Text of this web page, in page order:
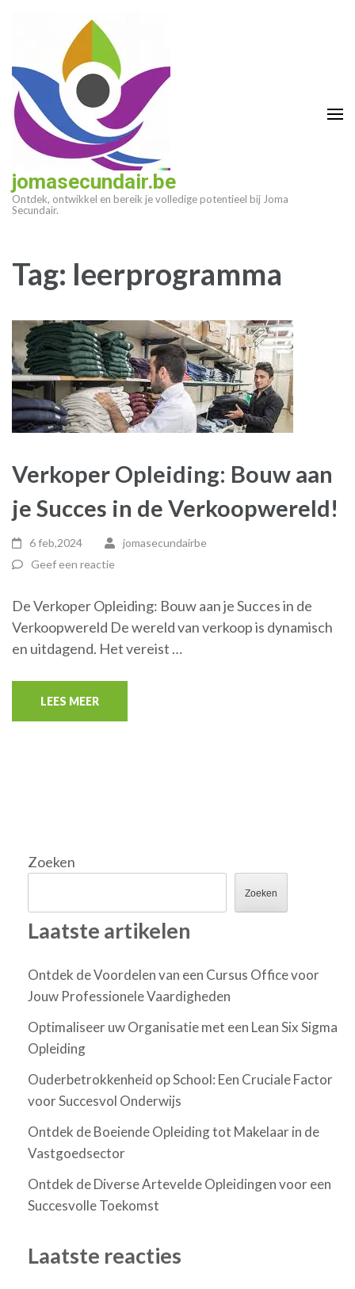
(druk
enter)
jomasecundair.be
Ontdek, ontwikkel en bereik je volledige potentieel bij Joma
Secundair.
Tag: leerprogramma
Verkoper Opleiding: Bouw aan
je Succes in de Verkoopwereld!
6 feb,2024
jomasecundairbe
Geef een reactie
De Verkoper Opleiding: Bouw aan je Succes in de
Verkoopwereld De wereld van verkoop is dynamisch
en uitdagend. Het vereist …
LEES MEER
Zoeken
Zoeken
Laatste artikelen
Ontdek de Voordelen van een Cursus Office voor
Jouw Professionele Vaardigheden
Optimaliseer uw Organisatie met een Lean Six Sigma
Opleiding
Ouderbetrokkenheid op School: Een Cruciale Factor
voor Succesvol Onderwijs
Ontdek de Boeiende Opleiding tot Makelaar in de
Vastgoedsector
Ontdek de Diverse Artevelde Opleidingen voor een
Succesvolle Toekomst
Laatste reacties